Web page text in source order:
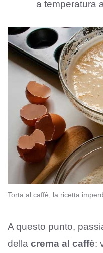
a temperatura
Torta al caffè, la ricetta
A questo punto,
della crema al caffè: